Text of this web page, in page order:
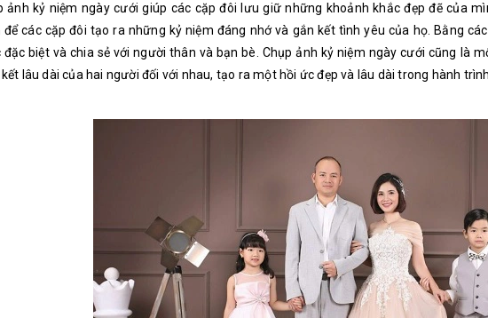
ảnh kỷ niệm ngày cưới giúp các cặp đôi lưu giữ những khoảnh khắc đẹp đẽ của
để các cặp đôi tạo ra những kỷ niệm đáng nhớ và gắn kết tình yêu của họ. Bằng
đặc biệt và chia sẻ với người thân và bạn bè. Chụp ảnh kỷ niệm ngày cưới cũng là
lâu dài của hai người đối với nhau, tạo ra một hồi ức đẹp và lâu dài trong hành